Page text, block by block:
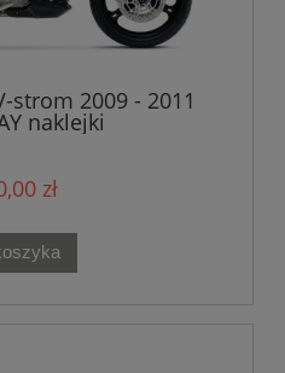
strom 2009 - 2011
naklejki
zł